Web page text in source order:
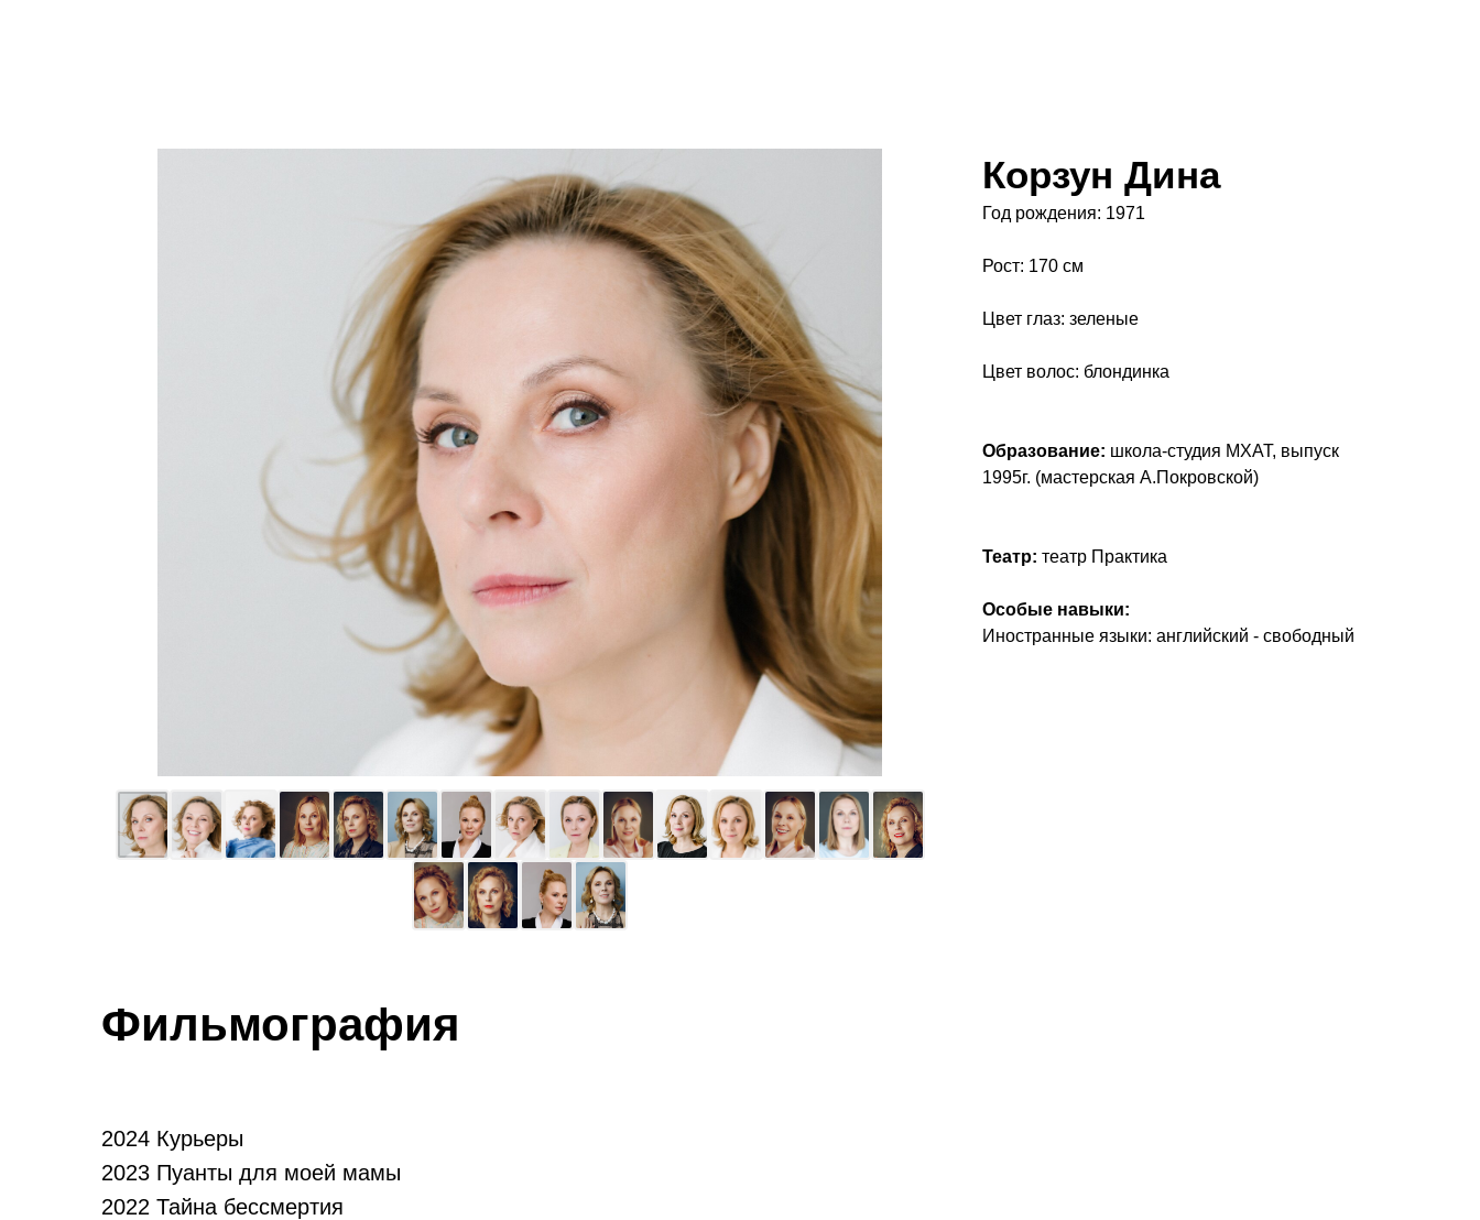
Корзун Дина
Год рождения: 1971
Рост: 170 см
Цвет глаз: зеленые
Цвет волос: блондинка
Образование: школа-студия МХАТ, выпуск
1995г. (мастерская А.Покровской)
Театр: театр Практика
Особые навыки:
Иностранные языки: английский - свободный
Фильмография
2024 Курьеры
2023 Пуанты для моей мамы
2022 Тайна бессмертия